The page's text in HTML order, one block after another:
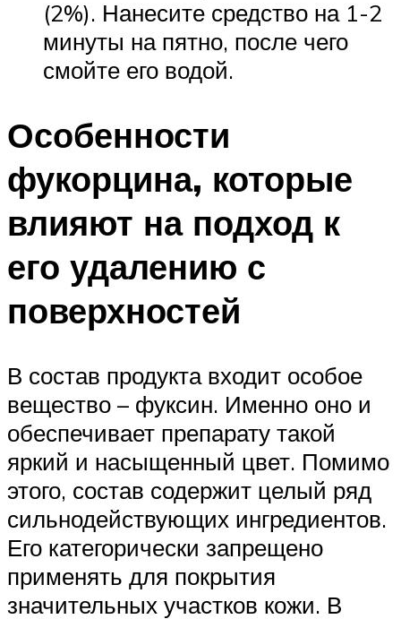
(2%). Нанесите средство на 1-2
минуты на пятно, после чего
смойте его водой.
Особенности
фукорцина, которые
влияют на подход к
его удалению с
поверхностей
В состав продукта входит особое
вещество – фуксин. Именно оно и
обеспечивает препарату такой
яркий и насыщенный цвет. Помимо
этого, состав содержит целый ряд
сильнодействующих ингредиентов.
Его категорически запрещено
применять для покрытия
значительных участков кожи. В